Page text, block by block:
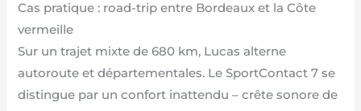
Cas pratique : road-trip entre Bordeaux et la Côte
vermeille
Sur un trajet mixte de 680 km, Lucas alterne
autoroute et départementales. Le SportContact 7 se
distingue par un confort inattendu – crête sonore de